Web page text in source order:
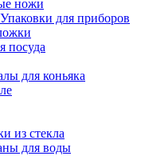
ножи
Упаковки для приборов
посуда
для коньяка
из стекла
для воды